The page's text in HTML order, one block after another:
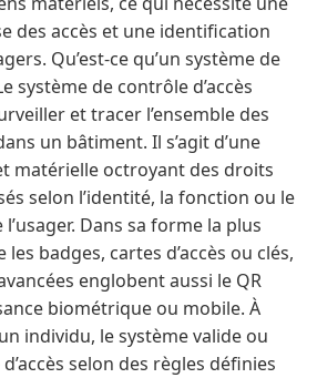
des accès et une identification
Qu’est-ce qu’un système de
système de contrôle d’accès
et tracer l’ensemble des
un bâtiment. Il s’agit d’une
matérielle octroyant des droits
selon l’identité, la fonction ou le
Dans sa forme la plus
badges, cartes d’accès ou clés,
englobent aussi le QR
biométrique ou mobile. À
individu, le système valide ou
selon des règles définies